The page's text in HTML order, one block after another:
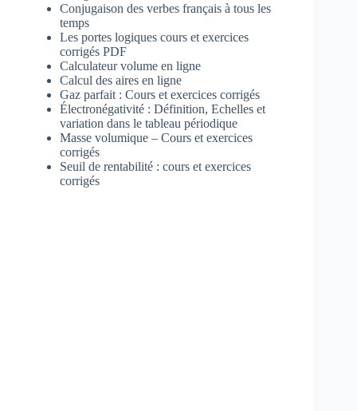
Conjugaison des verbes français à tous les
temps
Les portes logiques cours et exercices
corrigés PDF
Calculateur volume en ligne
Calcul des aires en ligne
Gaz parfait : Cours et exercices corrigés
Électronégativité : Définition, Echelles et
variation dans le tableau périodique
Masse volumique – Cours et exercices
corrigés
Seuil de rentabilité : cours et exercices
corrigés